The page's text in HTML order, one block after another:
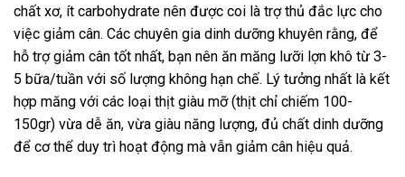
chất xơ, ít carbohydrate nên được coi là trợ thủ đắc lực cho
việc giảm cân. Các chuyên gia dinh dưỡng khuyên rằng, để
hỗ trợ giảm cân tốt nhất, bạn nên ăn măng lưỡi lợn khô từ 3-
5 bữa/tuần với số lượng không hạn chế. Lý tưởng nhất là kết
hợp măng với các loại thịt giàu mỡ (thịt chỉ chiếm 100-
150gr) vừa dễ ăn, vừa giàu năng lượng, đủ chất dinh dưỡng
để cơ thể duy trì hoạt động mà vẫn giảm cân hiệu quả.